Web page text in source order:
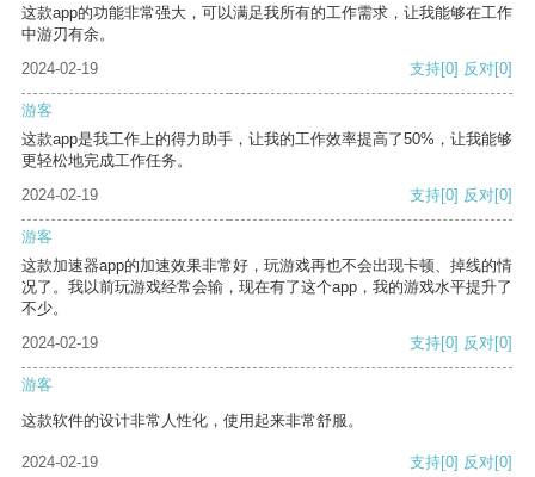
这款app的功能非常强大，可以满足我所有的工作需求，让我能够在工作
中游刃有余。
2024-02-19
支持[0] 反对[0]
游客
这款app是我工作上的得力助手，让我的工作效率提高了50%，让我能够
更轻松地完成工作任务。
2024-02-19
支持[0] 反对[0]
游客
这款加速器app的加速效果非常好，玩游戏再也不会出现卡顿、掉线的情
况了。我以前玩游戏经常会输，现在有了这个app，我的游戏水平提升了
不少。
2024-02-19
支持[0] 反对[0]
游客
这款软件的设计非常人性化，使用起来非常舒服。
2024-02-19 支持[0] 反对[0]